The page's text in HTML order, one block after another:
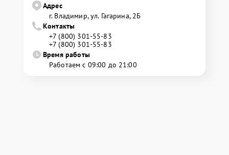
Адрес
г. Владимир, ул. Гагарина, 2Б
Контакты
+7 (800) 301-55-83
+7 (800) 301-55-83
Время работы
Работаем с 09:00 до 21:00